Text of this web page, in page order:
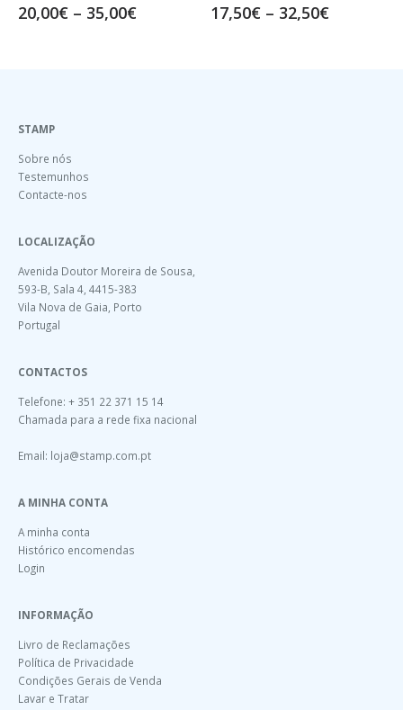
20,00€ – 35,00€ 17,50€ – 32,50€
STAMP
Sobre nós
Testemunhos
Contacte-nos
LOCALIZAÇÃO
Avenida Doutor Moreira de Sousa,
593-B, Sala 4, 4415-383
Vila Nova de Gaia, Porto
Portugal
CONTACTOS
Telefone: + 351 22 371 15 14
Chamada para a rede fixa nacional
Email: loja@stamp.com.pt
A MINHA CONTA
A minha conta
Histórico encomendas
Login
INFORMAÇÃO
Livro de Reclamações
Política de Privacidade
Condições Gerais de Venda
Lavar e Tratar